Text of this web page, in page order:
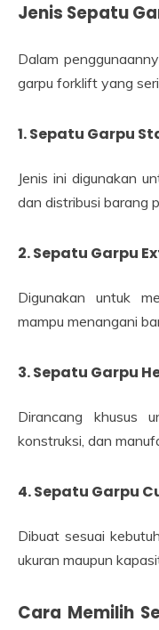
Jenis Sepatu
Dalam
garpu forklift yang
1. Sepatu Garpu
Jenis ini digunakan
dan distribusi barang
2. Sepatu Garpu
Digunakan untuk
mampu menangani
3. Sepatu Garpu
Dirancang khusus
konstruksi, dan
4. Sepatu Garpu
Dibuat sesuai
ukuran maupun
Cara Memilih